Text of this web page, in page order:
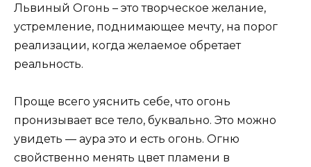
Львиный Огонь – это творческое желание,
устремление, поднимающее мечту, на порог
реализации, когда желаемое обретает
реальность.
Проще всего уяснить себе, что огонь
пронизывает все тело, буквально. Это можно
увидеть — аура это и есть огонь. Огню
свойственно менять цвет пламени в